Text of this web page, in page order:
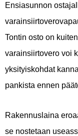
Ensiasunnon
Tontin osto on
varainsiirtovero voi
yksityiskohdat
pankista ennen
Rakennuslaina
se nostetaan